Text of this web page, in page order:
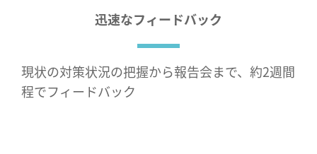
迅速なフィードバック
現状の対策状況の把握から報告会まで、約2週間
程でフィードバック